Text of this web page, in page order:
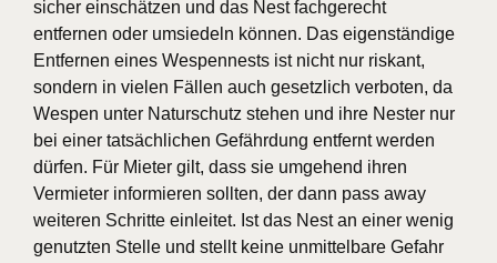
sicher einschätzen und das Nest fachgerecht
entfernen oder umsiedeln können. Das eigenständige
Entfernen eines Wespennests ist nicht nur riskant,
sondern in vielen Fällen auch gesetzlich verboten, da
Wespen unter Naturschutz stehen und ihre Nester nur
bei einer tatsächlichen Gefährdung entfernt werden
dürfen. Für Mieter gilt, dass sie umgehend ihren
Vermieter informieren sollten, der dann pass away
weiteren Schritte einleitet. Ist das Nest an einer wenig
genutzten Stelle und stellt keine unmittelbare Gefahr